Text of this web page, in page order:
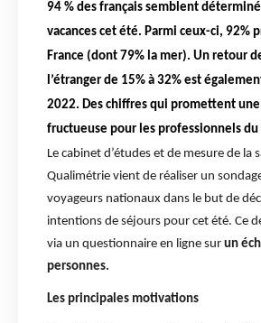
94 % des français semblent
vacances cet été. Parmi ceux-ci, 92%
France (dont 79% la mer). Un retour
l’étranger de 15% à 32% est
2022. Des chiffres qui promettent
fructueuse pour les professionnels
Le cabinet d’études et de mesure de la
Qualimétrie vient de réaliser un
voyageurs nationaux dans le but de
intentions de séjours pour cet été. Ce
via un questionnaire en ligne sur un
personnes.
Les principales motivations